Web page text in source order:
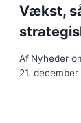
Vækst,
Af Nyheder
21.